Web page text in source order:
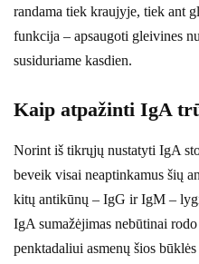
randama tiek kraujyje, tiek ant
funkcija – apsaugoti gleivines
susiduriame kasdien.
Kaip atpažinti IgA
Norint iš tikrųjų nustatyti IgA
beveik visai neaptinkamus šių
kitų antikūnų – IgG ir IgM –
IgA sumažėjimas nebūtinai
penktadaliui asmenų šios